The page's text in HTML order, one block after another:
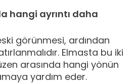
hangi ayrıntı daha
görünmesi, ardından
Elmasta bu iki
arasında hangi yönün
yardım eder.